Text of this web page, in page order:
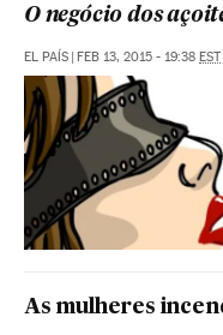
O negócio dos
EL PAÍS FEB 13, 2015 - 19:38 EST
As mulheres